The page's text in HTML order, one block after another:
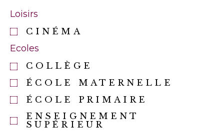
Loisirs
CINÉMA
Ecoles
COLLÈGE
ÉCOLE MATERNELLE
ÉCOLE PRIMAIRE
ENSEIGNEMENT
SUPÉRIEUR